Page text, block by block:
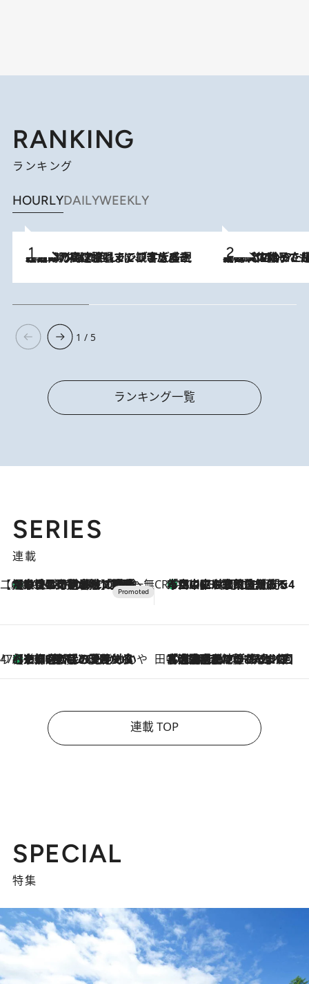
RANKING
ランキング
HOURLYDAILYWEEKLY
2026.8.7
「湘南乃風に憧れて」観客大盛上がりの“タオル回し”に、ラッパー顔負けの高速歌唱まで…さだまさし（74）のアグレッシブすぎる現在地 2026.8.5
【阿川佐和子さんの年とる力】なぜ70代で始めた趣味は“こんなに楽しい”のか？ ピアノ、俳句…スランプに陥っても続けられる“ある秘訣”とは
1 / 5
ランキング一覧
SERIES
連載
【CREA×星野リゾート】唯一無二。癒しと発見が待つ場所へ
2026.8.7
【トンボの足水浴】ヒノキの香りに包まれて涼感マックス！約13℃の湧水かけ流しを避暑地「星野温泉 トンボの湯」で体験 CREA'S CHOICE
2026.8.7
「立川にも歌舞伎があるんだよ」 片岡仁左衛門・市川中車ら豪華座組みで4年目の立川立飛歌舞伎へ
47都道府県の手みやげ ひんやりスイーツで夏を満喫
2026.8.7
【京都府】この夏絶対食べたい 冷やしておいしいおやつ3選 ひと口目から心を掴む新緑のテリーヌ 田中稲の勝手に再ブーム
2026.8.7
「湘南乃風に憧れて」観客大盛上がりの“タオル回し”に、ラッパー顔負けの高速歌唱まで…さだまさし（74）のアグレッシブすぎる現在地
連載 TOP
SPECIAL
特集